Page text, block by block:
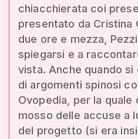
chiacchierata coi
presentato da Cristina
due ore e mezza,
spiegarsi e a
vista. Anche quando
di argomenti spinosi
Ovopedia, per la quale
mosso delle accuse a
del progetto (si era